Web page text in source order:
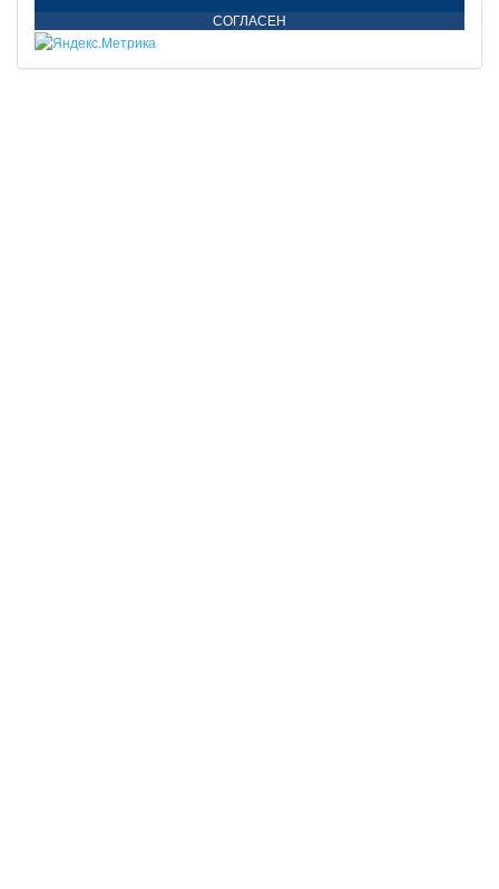
СОГЛАСЕН